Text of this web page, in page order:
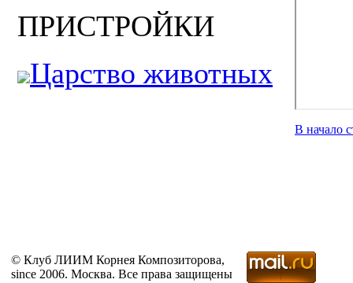
ПРИСТРОЙКИ
Царство животных
В начало
© Клуб ЛИИМ Корнея Композиторова,
since 2006. Москва. Все права защищены